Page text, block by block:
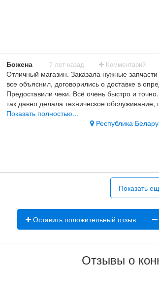
Божена 7 лет назад Комментарий
Отличный магазин. Заказала нужные
все объяснил, договорились о доставке в
Предоставили чеки. Всё очень быстро и
так давно делала техническое
все будет чётко. Уверена, что не однократно
своей ласточки) Попробуйте заказать
Показать полностью...
Республика
Показать
Оставить положительный отзыв
Отзывы о